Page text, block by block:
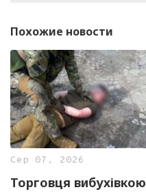
Похожие новости
Сер 07, 2026
Торговця вибухівкою